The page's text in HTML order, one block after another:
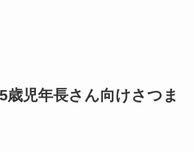
歳児年長さん向けさつま